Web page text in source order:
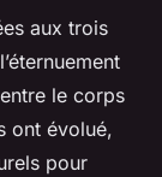
aux trois
le corps
ont évolué,
pour